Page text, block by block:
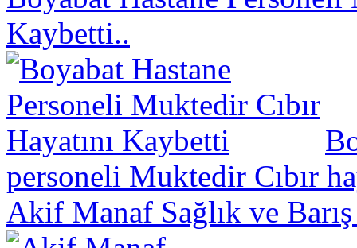
Kaybetti..
personeli Muktedir Cıbır
Akif Manaf Sağlık ve